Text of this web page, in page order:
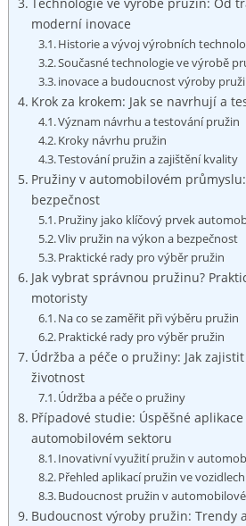
moderní inovace
Historie ​a vývoj výrobních
Současné technologie ve výrobě
inovace a budoucnost výroby
Krok za ⁢krokem: Jak se navrhují a
Význam návrhu​ a ‍testování ⁤pružin
Kroky návrhu pružin
Testování pružin a zajištění kvality
Pružiny​ v automobilovém⁢
bezpečnost
Pružiny jako‌ klíčový prvek
Vliv pružin na výkon a ⁤bezpečnost
Praktické rady ​pro výběr pružin
Jak vybrat‌ správnou⁣ pružinu?
motoristy
Na co ⁣se ⁢zaměřit‍ při výběru ⁤pružin
Praktické ⁤rady pro výběr pružin
Údržba ⁣a péče ⁢o⁣ pružiny: Jak
životnost
Údržba⁤ a péče o‌ pružiny
Případové studie: Úspěšné
automobilovém sektoru
Inovativní využití pružin⁤ v
Přehled aplikací pružin ​ve vozidlech
Budoucnost ⁢pružin v
Budoucnost výroby pružin:⁢ Trendy